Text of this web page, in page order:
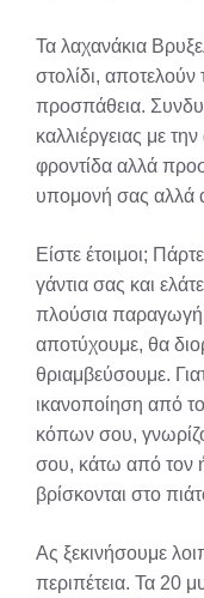
Τα λαχανάκια
στολίδι,
προσπάθεια.
καλλιέργειας με
φροντίδα αλλά
υπομονή σας αλλά
Είστε έτοιμοι;
γάντια σας και
πλούσια παραγωγή
αποτύχουμε, θα
θριαμβεύσουμε.
ικανοποίηση από
κόπων σου,
σου, κάτω από τον
βρίσκονται στο
Ας ξεκινήσουμε
περιπέτεια. Τα 20